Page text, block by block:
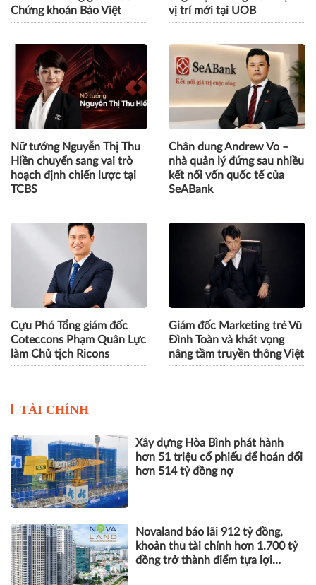
Chứng khoán Bảo Việt
vị trí mới tại UOB
Nữ tướng Nguyễn Thị Thu
Hiền chuyển sang vai trò
hoạch định chiến lược tại
TCBS
Chân dung Andrew Vo –
nhà quản lý đứng sau nhiều
kết nối vốn quốc tế của
SeABank
Cựu Phó Tổng giám đốc
Coteccons Phạm Quân Lực
làm Chủ tịch Ricons
Giám đốc Marketing trẻ Vũ
Đình Toàn và khát vọng
nâng tầm truyền thông Việt
TÀI CHÍNH
Xây dựng Hòa Bình phát hành
hơn 51 triệu cổ phiếu để hoán đổi
hơn 514 tỷ đồng nợ
Novaland báo lãi 912 tỷ đồng,
khoản thu tài chính hơn 1.700 tỷ
đồng trở thành điểm tựa lợi